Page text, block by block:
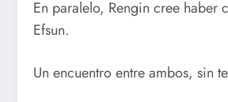
En paralelo, Rengin cree haber
Efsun.
Un encuentro entre ambos, sin